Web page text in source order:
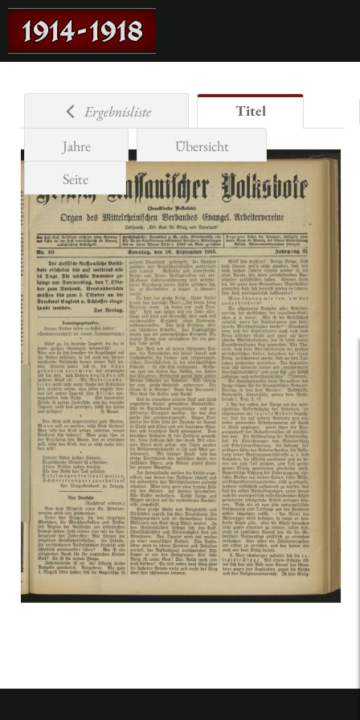
Ergebnisliste
Titel
Jahre
Übersicht
Seite